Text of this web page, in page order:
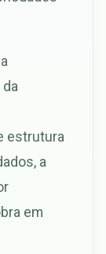
estrutura
a
em